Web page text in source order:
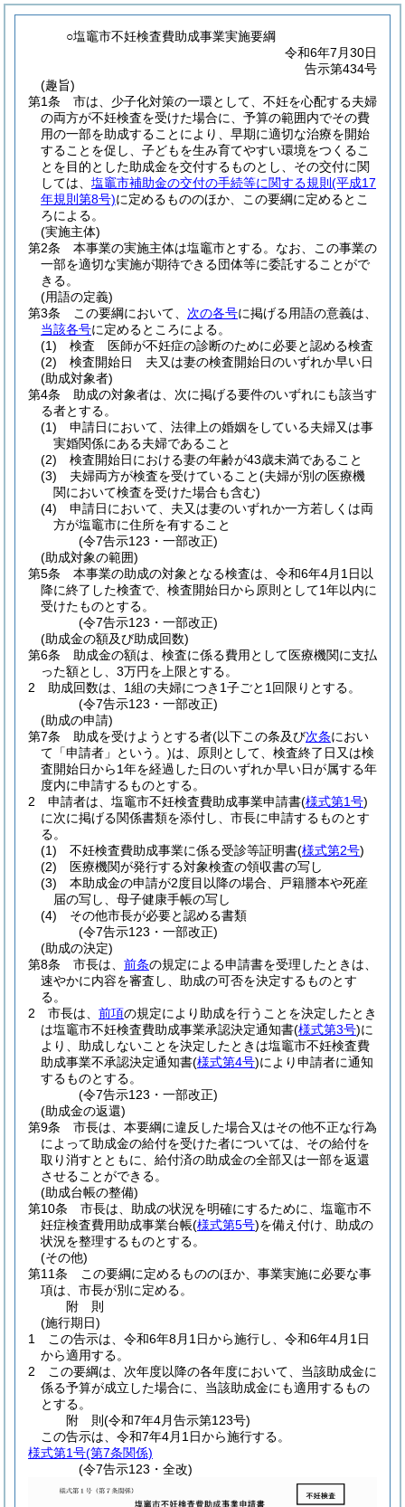
○塩竈市不妊検査費助成事業実施要綱
令和6年7月30日
告示第434号
(趣旨)
第1条
市は、少子化対策の一環として、不妊を心配する夫婦
の両方が不妊検査を受けた場合に、予算の範囲内でその費
用の一部を助成することにより、早期に適切な治療を開始
することを促し、子どもを生み育てやすい環境をつくるこ
とを目的とした助成金を交付するものとし、その交付に関
しては、 塩竈市補助金の交付の手続等に関する規則 (平成17
年規則第8号)に定めるもののほか、この要綱に定めるとこ
ろによる。
(実施主体)
第2条
本事業の実施主体は塩竈市とする。 なお、この事業の
一部を適切な実施が期待できる団体等に委託することがで
きる。
(用語の定義)
第3条
この要綱において、 次の各号に掲げる用語の意義は、
当該各号に定めるところによる。
(1)
検査 医師が不妊症の診断のために必要と認める検査
(2)
検査開始日 夫又は妻の検査開始日のいずれか早い日
(助成対象者)
第4条
助成の対象者は、次に掲げる要件のいずれにも該当す
る者とする。
(1)
申請日において、法律上の婚姻をしている夫婦又は事
実婚関係にある夫婦であること
(2)
検査開始日における妻の年齢が43歳未満であること
(3)
夫婦両方が検査を受けていること(夫婦が別の医療機
関において検査を受けた場合も含む)
(4)
申請日において、夫又は妻のいずれか一方若しくは両
方が塩竈市に住所を有すること
(令7告示123・一部改正)
(助成対象の範囲)
第5条
本事業の助成の対象となる検査は、令和6年4月1日以
降に終了した検査で、検査開始日から原則として1年以内に
受けたものとする。
(令7告示123・一部改正)
(助成金の額及び助成回数)
第6条
助成金の額は、検査に係る費用として医療機関に支払
った額とし、3万円を上限とする。
2
助成回数は、1組の夫婦につき1子ごと1回限りとする。
(令7告示123・一部改正)
(助成の申請)
第7条
助成を受けようとする者(以下この条及び次条におい
て「申請者」という。)は、原則として、検査終了日又は検
査開始日から1年を経過した日のいずれか早い日が属する年
度内に申請するものとする。
2
申請者は、塩竈市不妊検査費助成事業申請書(様式第1号)
に次に掲げる関係書類を添付し、市長に申請するものとす
る。
(1)
不妊検査費助成事業に係る受診等証明書(様式第2号)
(2)
医療機関が発行する対象検査の領収書の写し
(3)
本助成金の申請が2度目以降の場合、戸籍謄本や死産
届の写し、母子健康手帳の写し
(4)
その他市長が必要と認める書類
(令7告示123・一部改正)
(助成の決定)
第8条
市長は、 前条の規定による申請書を受理したときは、
速やかに内容を審査し、助成の可否を決定するものとす
る。
2
市長は、 前項の規定により助成を行うことを決定したとき
は塩竈市不妊検査費助成事業承認決定通知書(様式第3号)に
より、助成しないことを決定したときは塩竈市不妊検査費
助成事業不承認決定通知書(様式第4号)により申請者に通知
するものとする。
(令7告示123・一部改正)
(助成金の返還)
第9条
市長は、本要綱に違反した場合又はその他不正な行為
によって助成金の給付を受けた者については、その給付を
取り消すとともに、給付済の助成金の全部又は一部を返還
させることができる。
(助成台帳の整備)
第10条
市長は、助成の状況を明確にするために、塩竈市不
妊症検査費用助成事業台帳(様式第5号)を備え付け、助成の
状況を整理するものとする。
(その他)
第11条
この要綱に定めるもののほか、事業実施に必要な事
項は、市長が別に定める。
附 則
(施行期日)
1
この告示は、令和6年8月1日から施行し、令和6年4月1日
から適用する。
2
この要綱は、次年度以降の各年度において、当該助成金に
係る予算が成立した場合に、当該助成金にも適用するもの
とする。
附 則(令和7年4月告示第123号)
この告示は、令和7年4月1日から施行する。
様式第1号(第7条関係)
(令7告示123・全改)